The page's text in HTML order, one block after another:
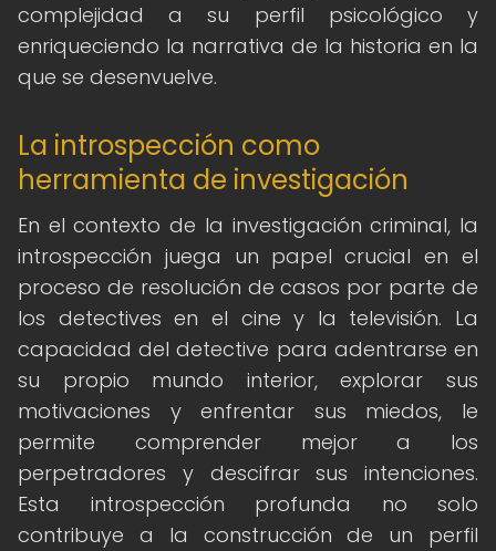
complejidad a su perfil psicológico y
enriqueciendo la narrativa de la historia en la
que se desenvuelve.
La introspección como
herramienta de investigación
En el contexto de la investigación criminal, la
introspección juega un papel crucial en el
proceso de resolución de casos por parte de
los detectives en el cine y la televisión. La
capacidad del detective para adentrarse en
su propio mundo interior, explorar sus
motivaciones y enfrentar sus miedos, le
permite comprender mejor a los
perpetradores y descifrar sus intenciones.
Esta introspección profunda no solo
contribuye a la construcción de un perfil